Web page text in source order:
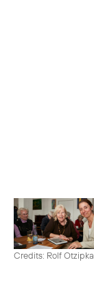
Credits: Rolf Otzipka